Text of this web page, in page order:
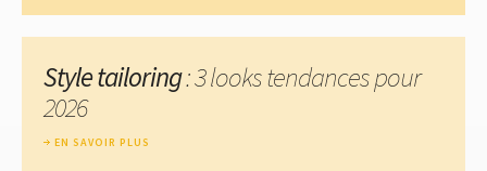
Style tailoring: 3 looks tendances pour
2026
EN SAVOIR PLUS